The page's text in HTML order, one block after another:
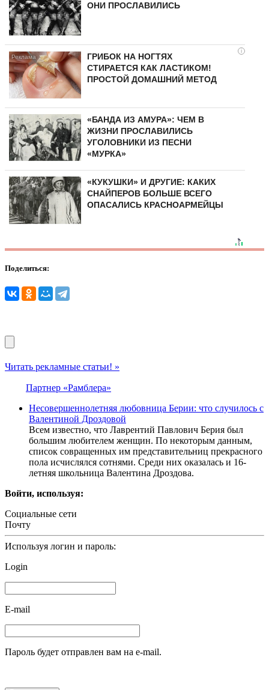
ОНИ ПРОСЛАВИЛИСЬ
i
ГРИБОК НА НОГТЯХ
СТИРАЕТСЯ КАК ЛАСТИКОМ!
ПРОСТОЙ ДОМАШНИЙ МЕТОД
«БАНДА ИЗ АМУРА»: ЧЕМ В
ЖИЗНИ ПРОСЛАВИЛИСЬ
УГОЛОВНИКИ ИЗ ПЕСНИ
«МУРКА»
«КУКУШКИ» И ДРУГИЕ: КАКИХ
СНАЙПЕРОВ БОЛЬШЕ ВСЕГО
ОПАСАЛИСЬ КРАСНОАРМЕЙЦЫ
Поделиться:
Читать рекламные статьи! »
Партнер «Рамблера»
Несовершеннолетняя любовница Берии: что случилось с
Валентиной Дроздовой
Всем известно, что Лаврентий Павлович Берия был
большим любителем женщин. По некоторым данным,
список совращенных им представительниц прекрасного
пола исчислялся сотнями. Среди них оказалась и 16-
летняя школьница Валентина Дроздова.
Войти, используя:
Социальные сети
Почту
Используя логин и пароль:
Login
E-mail
Пароль будет отправлен вам на e-mail.